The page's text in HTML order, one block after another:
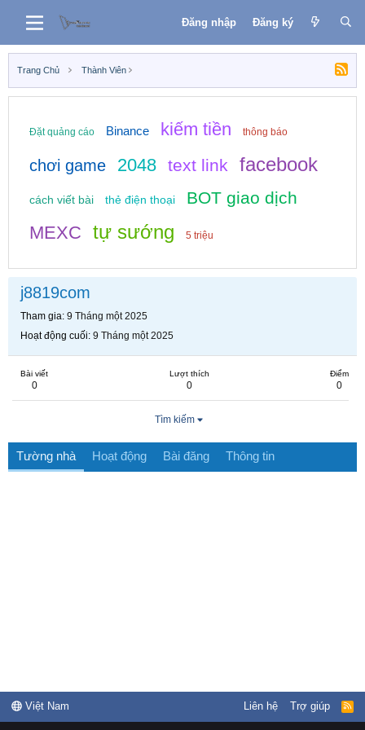
Đăng nhập Đăng ký
Trang Chủ Thành Viên
Đặt quảng cáo Binance kiếm tiền thông báo
chơi game 2048 text link facebook
cách viết bài thẻ điện thoại BOT giao dịch
MEXC tự sướng 5 triệu
j8819com
Tham gia 9 Tháng một 2025
Hoạt động cuối 9 Tháng một 2025
Bài viết
0
Lượt thích
0
Điểm
0
Tìm kiếm
Tường nhà Hoạt động Bài đăng Thông tin
Việt Nam Liên hệ Trợ giúp
R